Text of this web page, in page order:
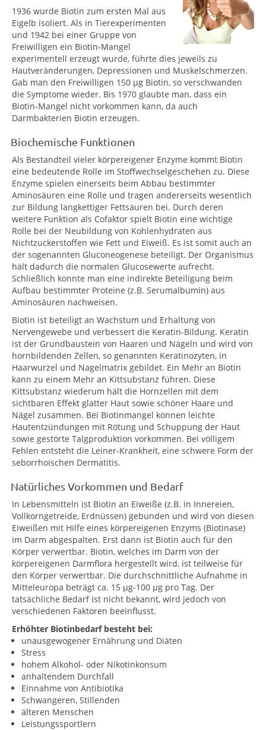
1936 wurde Biotin zum ersten Mal aus
Eigelb isoliert. Als in Tierexperimenten
und 1942 bei einer Gruppe von
Freiwilligen ein Biotin-Mangel
experimentell erzeugt wurde, führte dies jeweils zu
Hautveränderungen, Depressionen und Muskelschmerzen.
Gab man den Freiwilligen 150 µg Biotin, so verschwanden
die Symptome wieder. Bis 1970 glaubte man, dass ein
Biotin-Mangel nicht vorkommen kann, da auch
Darmbakterien Biotin erzeugen.
Biochemische Funktionen
Als Bestandteil vieler körpereigener Enzyme kommt Biotin
eine bedeutende Rolle im Stoffwechselgeschehen zu. Diese
Enzyme spielen einerseits beim Abbau bestimmter
Aminosäuren eine Rolle und tragen andererseits wesentlich
zur Bildung langkettiger Fettsäuren bei. Durch deren
weitere Funktion als Cofaktor spielt Biotin eine wichtige
Rolle bei der Neubildung von Kohlenhydraten aus
Nichtzuckerstoffen wie Fett und Eiweiß. Es ist somit auch an
der sogenannten Gluconeogenese beteiligt. Der Organismus
hält dadurch die normalen Glucosewerte aufrecht.
Schließlich konnte man eine indirekte Beteiligung beim
Aufbau bestimmter Proteine (z.B. Serumalbumin) aus
Aminosäuren nachweisen.
Biotin ist beteiligt an Wachstum und Erhaltung von
Nervengewebe und verbessert die Keratin-Bildung. Keratin
ist der Grundbaustein von Haaren und Nägeln und wird von
hornbildenden Zellen, so genannten Keratinozyten, in
Haarwurzel und Nagelmatrix gebildet. Ein Mehr an Biotin
kann zu einem Mehr an Kittsubstanz führen. Diese
Kittsubstanz wiederum hält die Hornzellen mit dem
sichtbaren Effekt glatter Haut sowie schöner Haare und
Nägel zusammen. Bei Biotinmangel können leichte
Hautentzündungen mit Rötung und Schuppung der Haut
sowie gestörte Talgproduktion vorkommen. Bei völligem
Fehlen entsteht die Leiner-Krankheit, eine schwere Form der
seborrhoischen Dermatitis.
Natürliches Vorkommen und Bedarf
In Lebensmitteln ist Biotin an Eiweiße (z.B. in Innereien,
Vollkorngetreide, Erdnüssen) gebunden und wird von diesen
Eiweißen mit Hilfe eines körpereigenen Enzyms (Biotinase)
im Darm abgespalten. Erst dann ist Biotin auch für den
Körper verwertbar. Biotin, welches im Darm von der
körpereigenen Darmflora hergestellt wird, ist teilweise für
den Körper verwertbar. Die durchschnittliche Aufnahme in
Mitteleuropa beträgt ca. 15 µg-100 µg pro Tag. Der
tatsächliche Bedarf ist nicht bekannt, wird jedoch von
verschiedenen Faktoren beeinflusst.
Erhöhter Biotinbedarf besteht bei:
unausgewogener Ernährung und Diäten
Stress
hohem Alkohol- oder Nikotinkonsum
anhaltendem Durchfall
Einnahme von Antibiotika
Schwangeren, Stillenden
älteren Menschen
Leistungssportlern